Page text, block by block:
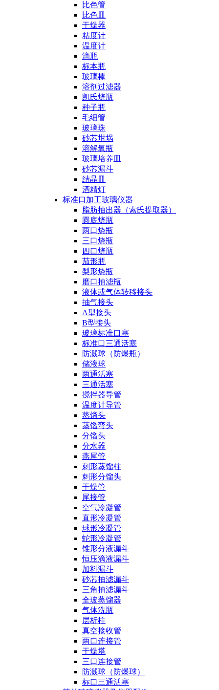
比色管
比色皿
干燥器
粘度计
温度计
滴瓶
标本瓶
玻璃棒
溶剂过滤器
凯氏烧瓶
种子瓶
毛细管
玻璃珠
砂芯坩埚
溶解氧瓶
玻璃培养皿
砂芯漏斗
结晶皿
酒精灯
标准口加工玻璃仪器
脂肪抽出器（索氏提取器）
圆底烧瓶
两口烧瓶
三口烧瓶
四口烧瓶
茄形瓶
梨形烧瓶
磨口抽滤瓶
液体或气体转移接头
抽气接头
A型接头
B型接头
玻璃标准口塞
标准口三通活塞
防溅球（防爆瓶）
储液球
两通活塞
三通活塞
搅拌器导管
温度计导管
蒸馏头
蒸馏弯头
分馏头
分水器
燕尾管
刺形蒸馏柱
刺形分馏头
干燥管
尾接管
空气冷凝管
直形冷凝管
球形冷凝管
蛇形冷凝管
锥形分液漏斗
恒压滴液漏斗
加料漏斗
砂芯抽滤漏斗
三角抽滤漏斗
全玻蒸馏器
气体洗瓶
层析柱
真空接收管
两口连接管
干燥塔
三口连接管
防溅球（防爆球）
标口三通活塞